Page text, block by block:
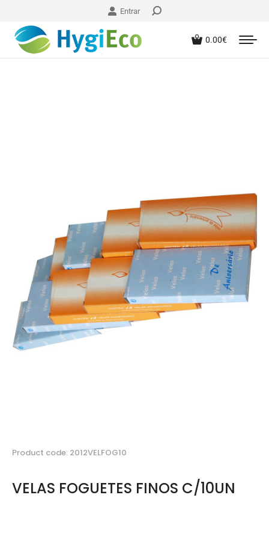
Entrar
0.00€
Product code: 2012VELFOG10
VELAS FOGUETES FINOS C/10UN